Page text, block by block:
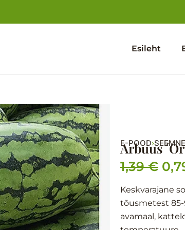
Esileht
E-POOD›
Arbuus
1,39€
oli:
Keskvarajane
tõusmetest 85-
avamaal,